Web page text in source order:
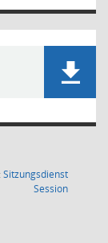
Sitzungsdienst
Session(Wird in